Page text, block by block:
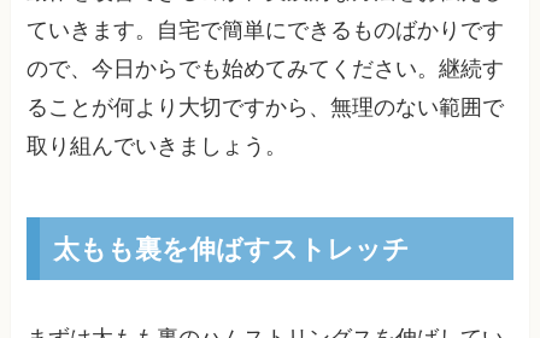
ていきます。自宅で簡単にできるものばかりです
ので、今日からでも始めてみてください。継続す
ることが何より大切ですから、無理のない範囲で
取り組んでいきましょう。
太もも裏を伸ばすストレッチ